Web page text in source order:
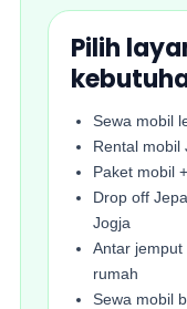
Pilih
Sewa mobil
Rental mobil
Paket mobil
Drop off
Jogja
Antar jemput
rumah
Sewa mobil